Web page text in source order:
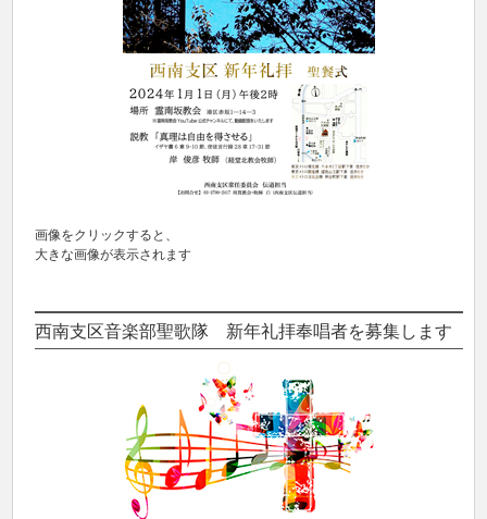
画像をクリックすると、
大きな画像が表示されます
西南支区音楽部聖歌隊 新年礼拝奉唱者を募集します